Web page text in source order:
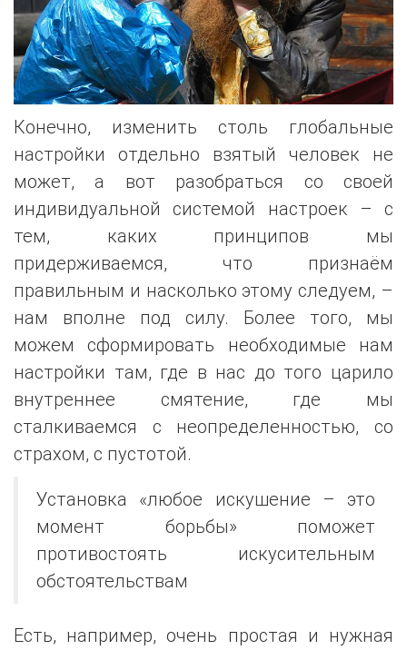
Конечно, изменить столь глобальные
настройки отдельно взятый человек не
может, а вот разобраться со своей
индивидуальной системой настроек – с
тем, каких принципов мы
придерживаемся, что признаём
правильным и насколько этому следуем, –
нам вполне под силу. Более того, мы
можем сформировать необходимые нам
настройки там, где в нас до того царило
внутреннее смятение, где мы
сталкиваемся с неопределенностью, со
страхом, с пустотой.
Установка «любое искушение – это
момент борьбы» поможет
противостоять искусительным
обстоятельствам
Есть, например, очень простая и нужная